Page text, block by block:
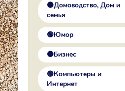
🟠Домоводство, Дом и
семья
🟢Юмор
🟠Бизнес
🟢Компьютеры и
Интернет